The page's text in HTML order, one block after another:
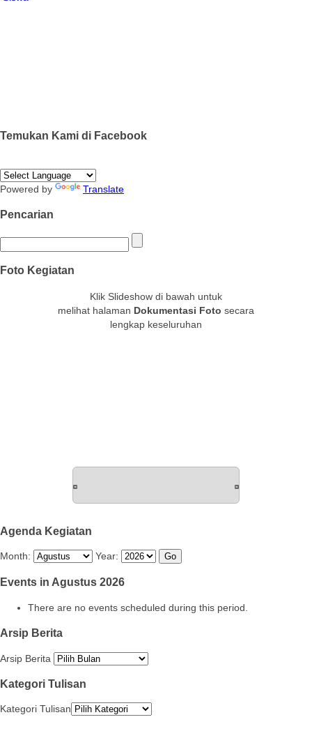
Temukan Kami di Facebook
Powered by Translate
Pencarian
Foto Kegiatan
Klik Slideshow di bawah untuk
melihat halaman Dokumentasi Foto secara
lengkap keseluruhan
Agenda Kegiatan
Month: Year:
Events in Agustus 2026
There are no events scheduled during this period.
Arsip Berita
Arsip Berita
Kategori Tulisan
Kategori Tulisan